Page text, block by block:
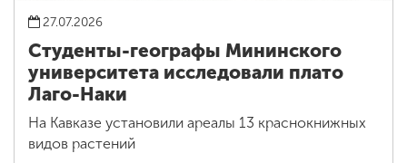
27.07.2026
Студенты-географы Мининского
университета исследовали плато
Лаго-Наки
На Кавказе установили ареалы 13 краснокнижных
видов растений